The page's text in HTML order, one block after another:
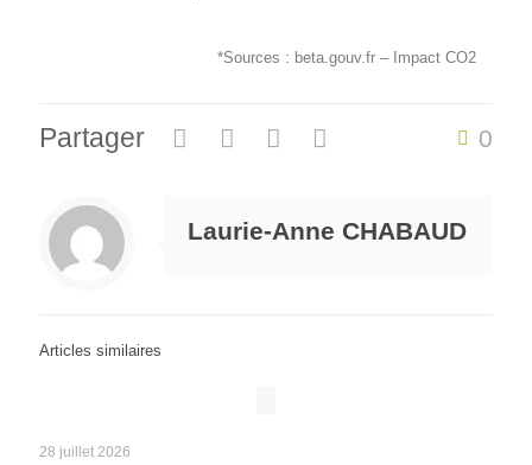
*Sources : beta.gouv.fr – Impact CO2
Partager 0
Laurie-Anne CHABAUD
Articles similaires
28 juillet 2026